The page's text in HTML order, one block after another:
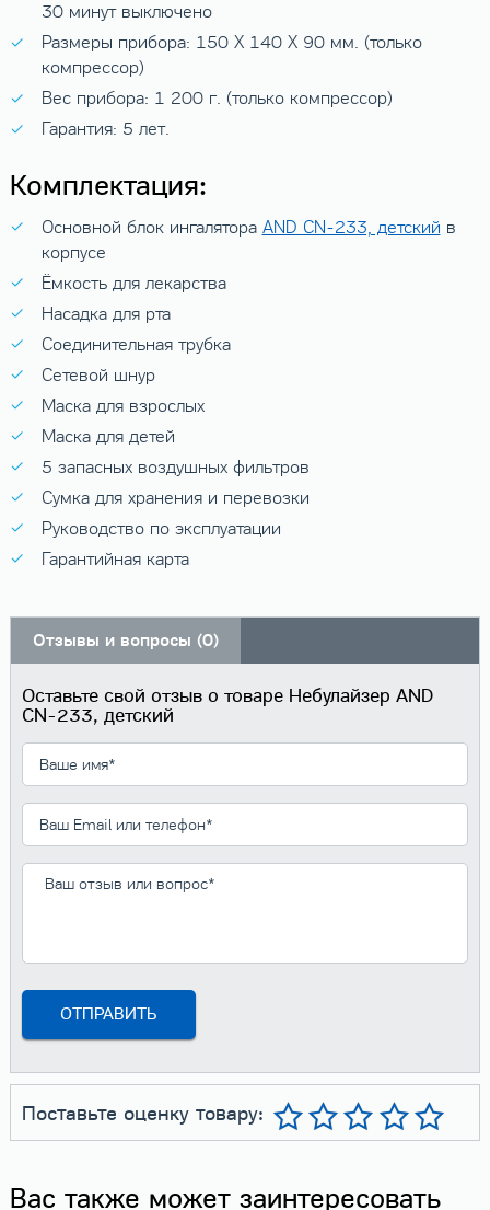
30 минут выключено
Размеры прибора: 150 X 140 X 90 мм. (только
компрессор)
Вес прибора: 1 200 г. (только компрессор)
Гарантия: 5 лет.
Комплектация:
Основной блок ингалятора AND CN-233, детский в
корпусе
Ёмкость для лекарства
Насадка для рта
Соединительная трубка
Сетевой шнур
Маска для взрослых
Маска для детей
5 запасных воздушных фильтров
Сумка для хранения и перевозки
Руководство по эксплуатации
Гарантийная карта
Отзывы и вопросы (0)
Оставьте свой отзыв о товаре Небулайзер AND
CN-233, детский
Поставьте оценку товару:
Вас также может заинтересовать